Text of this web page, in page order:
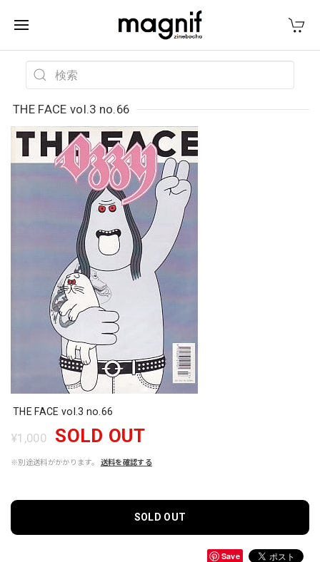
THE FACE vol.3 no.66
THE FACE vol.3 no.66
¥1,000 SOLD OUT
※別途送料がかかります。 送料を確認する
SOLD OUT
Save